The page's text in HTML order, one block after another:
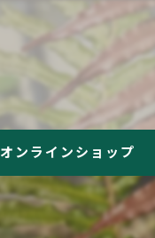
オンラインショップ